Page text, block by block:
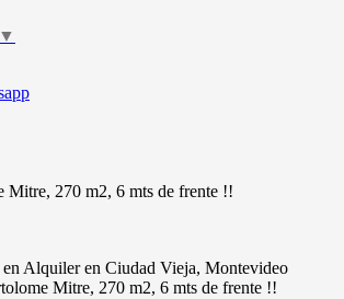
▼
Mitre, 270 m2, 6 mts de frente !!